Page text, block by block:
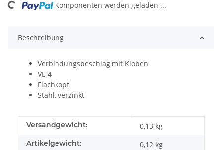
Loading... Komponenten werden geladen ...
Beschreibung
Verbindungsbeschlag mit Kloben
VE 4
Flachkopf
Stahl, verzinkt
Produkteigenschaft
Wert
Versandgewicht: 0,13 kg
Artikelgewicht: 0,12 kg